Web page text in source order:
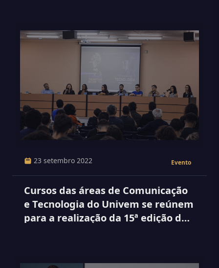
23 setembro 2022 Evento
Cursos das áreas de Comunicação
e Tecnologia do Univem se reúnem
para a realização da 15ª edição da